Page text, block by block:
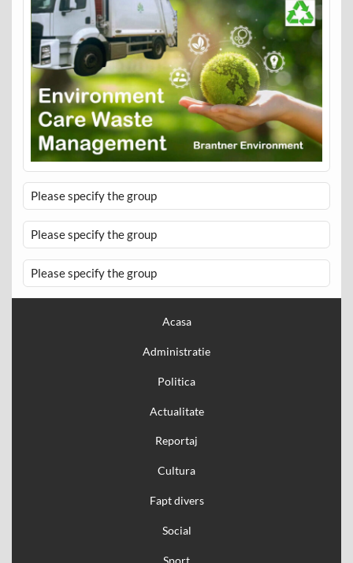
Please specify the group
Please specify the group
Please specify the group
Acasa
Administratie
Politica
Actualitate
Reportaj
Cultura
Fapt divers
Social
Sport